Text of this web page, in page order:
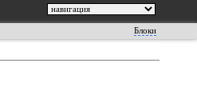
Блоки